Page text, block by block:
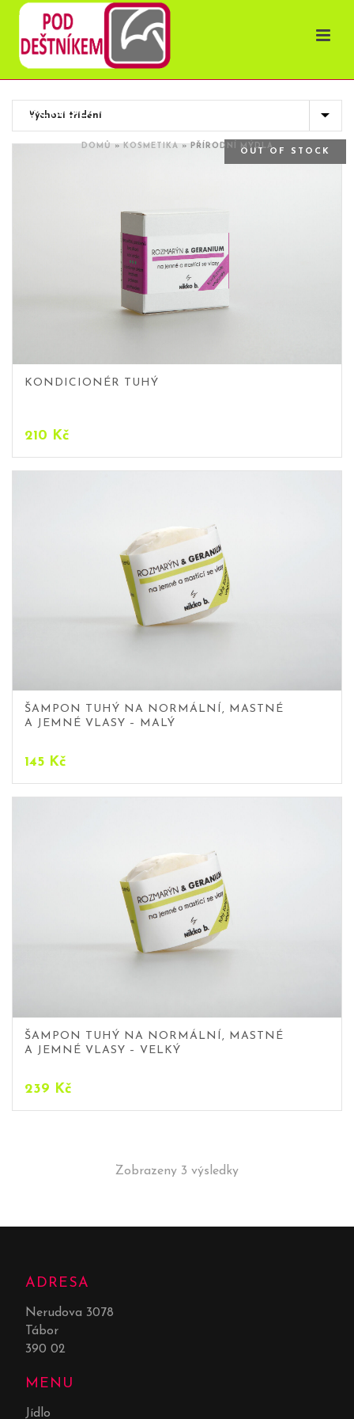
OBCHOD
DOMŮ»KOSMETIKA»PŘÍRODNÍ MÝDLA
OUT OF STOCK
KONDICIONÉR TUHÝ
210 Kč
ŠAMPON TUHÝ NA NORMÁLNÍ, MASTNÉ
A JEMNÉ VLASY – MALÝ
145 Kč
ŠAMPON TUHÝ NA NORMÁLNÍ, MASTNÉ
A JEMNÉ VLASY – VELKÝ
239 Kč
Zobrazeny 3 výsledky
ADRESA
Nerudova 3078
Tábor
390 02
MENU
Jídlo